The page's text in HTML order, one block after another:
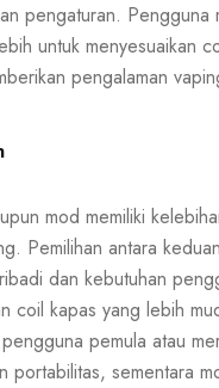
pengaturan. Pengguna
untuk menyesuaikan
pengalaman
mod memiliki
Pemilihan antara
dan kebutuhan
coil kapas yang lebih
pemula atau
portabilitas, sementara